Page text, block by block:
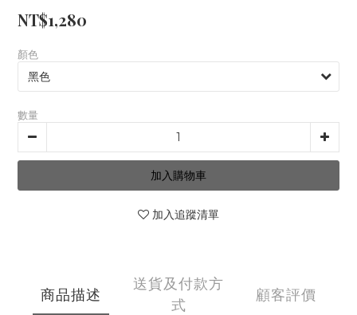
NT$1,280
顏色
數量
加入購物車
加入追蹤清單
商品描述
送貨及付款方
式
顧客評價